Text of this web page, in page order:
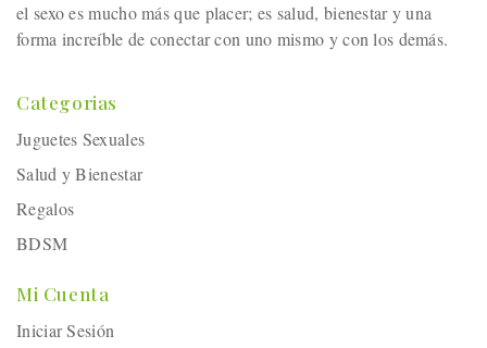
el sexo es mucho más que placer; es salud, bienestar y una
forma increíble de conectar con uno mismo y con los demás.
Categorias
Juguetes Sexuales
Salud y Bienestar
Regalos
BDSM
Mi Cuenta
Iniciar Sesión